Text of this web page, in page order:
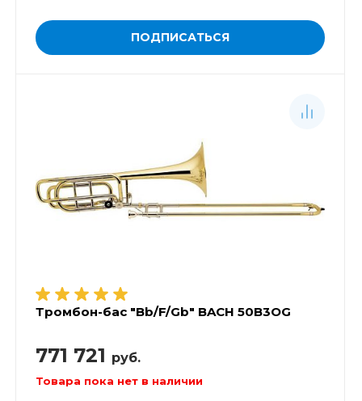
ПОДПИСАТЬСЯ
Тромбон-бас "Bb/F/Gb" BACH 50B3OG
771 721 руб.
Товара пока нет в наличии